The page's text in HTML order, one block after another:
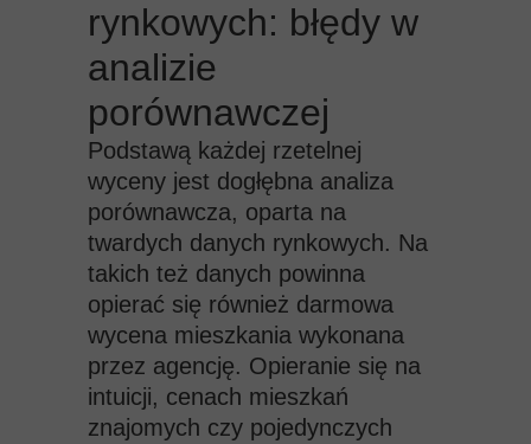
rynkowych: błędy w
analizie
porównawczej
Podstawą każdej rzetelnej
wyceny jest dogłębna analiza
porównawcza, oparta na
twardych danych rynkowych. Na
takich też danych powinna
opierać się również darmowa
wycena mieszkania wykonana
przez agencję. Opieranie się na
intuicji, cenach mieszkań
znajomych czy pojedynczych